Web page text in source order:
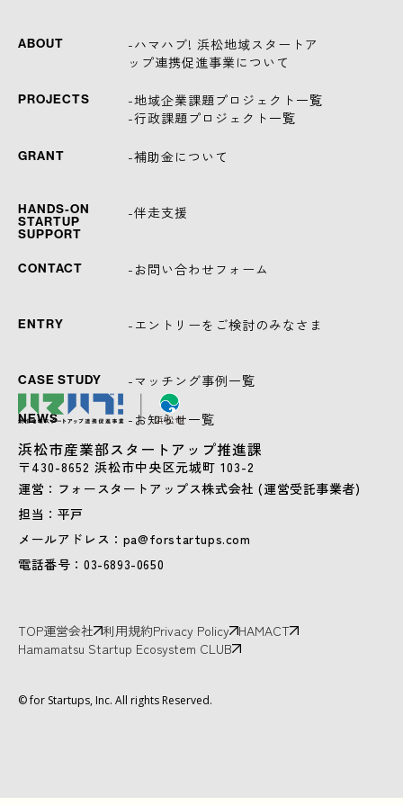
ABOUT
-ハマハブ! 浜松地域スタートア
ップ連携促進事業について
PROJECTS
-地域企業課題プロジェクト一覧
-行政課題プロジェクト一覧
GRANT -補助金について
HANDS-ON
STARTUP
SUPPORT
-伴走支援
CONTACT -お問い合わせフォーム
ENTRY -エントリーをご検討のみなさま
CASE STUDY -マッチング事例一覧
NEWS -お知らせ一覧
浜松市産業部スタートアップ推進課
〒430-8652 浜松市中央区元城町 103-2
運営：フォースタートアップス株式会社 (運営受託事業者)
担当：平戸
メールアドレス：pa@forstartups.com
電話番号：03-6893-0650
TOP運営会社 利用規約Privacy Policy HAMACT
Hamamatsu Startup Ecosystem CLUB
© for Startups, Inc. All rights Reserved.